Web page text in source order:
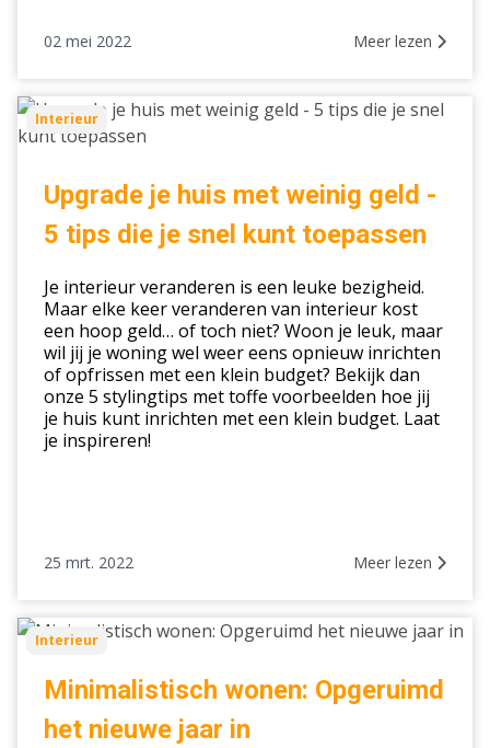
02 mei 2022 Meer lezen
Upgrade
je
met
weinig
geld
tips
snel
kunt
toepassen
Interieur
Upgrade je huis met weinig geld -
5 tips die je snel kunt toepassen
Je interieur veranderen is een leuke bezigheid.
Maar elke keer veranderen van interieur kost
een hoop geld… of toch niet? Woon je leuk, maar
wil jij je woning wel weer eens opnieuw inrichten
of opfrissen met een klein budget? Bekijk dan
onze 5 stylingtips met toffe voorbeelden hoe jij
je huis kunt inrichten met een klein budget. Laat
je inspireren!
25 mrt. 2022 Meer lezen
Minimalistisch
Opgeruimd
nieuwe
Interieur
Minimalistisch wonen: Opgeruimd
het nieuwe jaar in